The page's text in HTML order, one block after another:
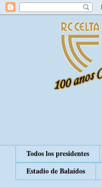
Todos los presidentes
Estadio de Balaídos